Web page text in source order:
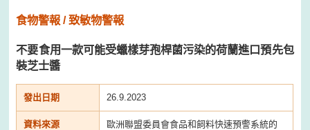
食物警報 / 致敏物警報
不要食用一款可能受蠟樣芽孢桿菌污染的荷蘭進口預先包
裝芝士醬
發出日期 26.9.2023
資料來源
歐洲聯盟委員會食品和飼料快速預警系統的